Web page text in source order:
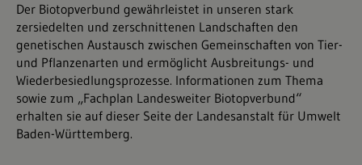
Der Biotopverbund gewährleistet in unseren stark
zersiedelten und zerschnittenen Landschaften den
genetischen Austausch zwischen Gemeinschaften von Tier-
und Pflanzenarten und ermöglicht Ausbreitungs- und
Wiederbesiedlungsprozesse. Informationen zum Thema
sowie zum „Fachplan Landesweiter Biotopverbund“
erhalten sie auf dieser Seite der Landesanstalt für Umwelt
Baden-Württemberg.